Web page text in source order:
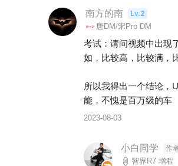
南方的南 Lv.2
唐DM/宋Pro DM
考试：请问视频中出现
如，比较高，比较满，
所以我得出一个结论，
能，不愧是百万级的车
2023-08-03
小白同学 作
智界R7 增程